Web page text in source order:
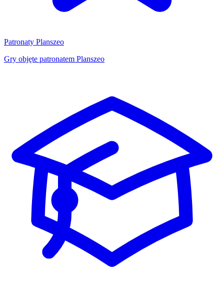
Patronaty Planszeo
Gry objęte patronatem Planszeo